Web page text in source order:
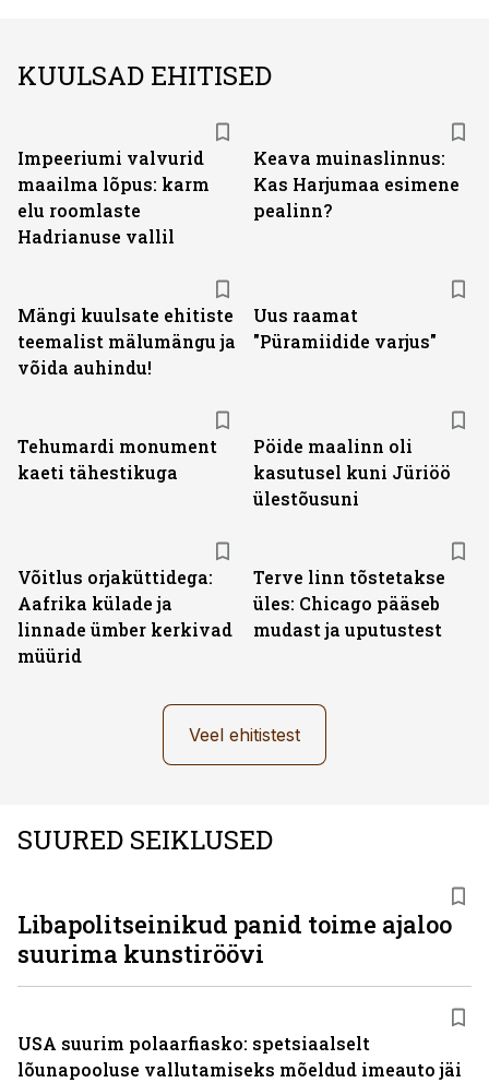
KUULSAD EHITISED
Impeeriumi valvurid
maailma lõpus: karm
elu roomlaste
Hadrianuse vallil
Keava muinaslinnus:
Kas Harjumaa esimene
pealinn?
Mängi kuulsate ehitiste
teemalist mälumängu ja
võida auhindu!
Uus raamat
"Püramiidide varjus"
Tehumardi monument
kaeti tähestikuga
Pöide maalinn oli
kasutusel kuni Jüriöö
ülestõusuni
Võitlus orjaküttidega:
Aafrika külade ja
linnade ümber kerkivad
müürid
Terve linn tõstetakse
üles: Chicago pääseb
mudast ja uputustest
Veel ehitistest
SUURED SEIKLUSED
Libapolitseinikud panid toime ajaloo
suurima kunstiröövi
USA suurim polaarfiasko: spetsiaalselt
lõunapooluse vallutamiseks mõeldud imeauto jäi